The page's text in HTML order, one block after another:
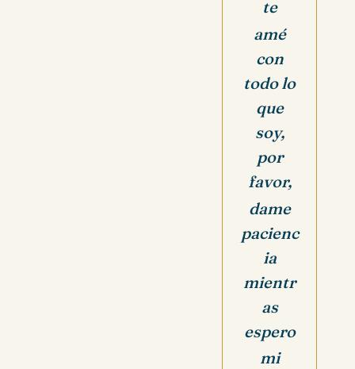
te
amé
con
todo lo
que
soy,
por
favor,
dame
pacienc
ia
mientr
as
espero
mi